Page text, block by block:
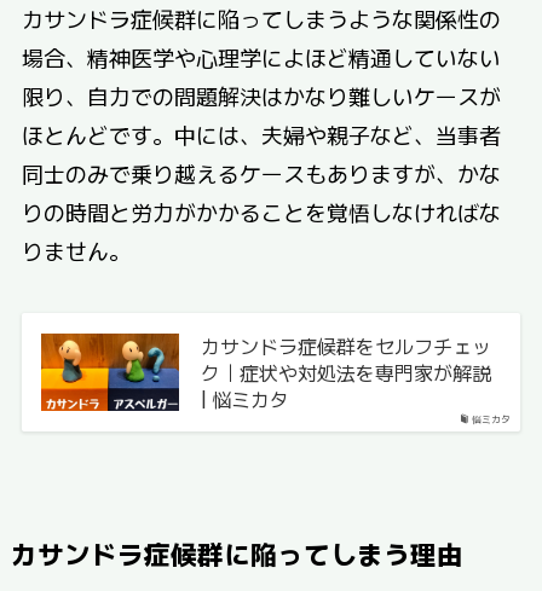
カサンドラ症候群に陥ってしまうような関係性の
場合、精神医学や心理学によほど精通していない
限り、自力での問題解決はかなり難しいケースが
ほとんどです。中には、夫婦や親子など、当事者
同士のみで乗り越えるケースもありますが、かな
りの時間と労力がかかることを覚悟しなければな
りません。
悩ミカタ
カサンドラ症候群をセルフチェッ
ク｜症状や対処法を専門家が解説
| 悩ミカタ
カサンドラ症候群に陥ってしまう理由